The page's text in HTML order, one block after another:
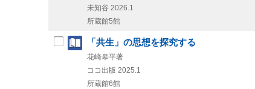
未知谷 2026.1
所蔵館5館
「共生」の思想を探究する
花崎皋平著
ココ出版 2025.1
所蔵館6館